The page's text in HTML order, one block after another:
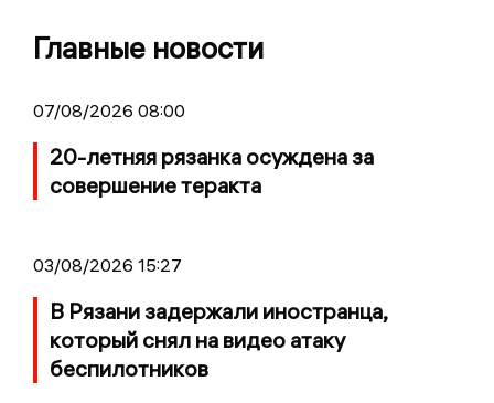
Главные новости
07/08/2026 08:00
20-летняя рязанка осуждена за
совершение теракта
03/08/2026 15:27
В Рязани задержали иностранца,
который снял на видео атаку
беспилотников